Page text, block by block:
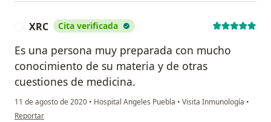
XRC Cita verificada
Es una persona muy preparada con mucho
conocimiento de su materia y de otras
cuestiones de medicina.
11 de agosto de 2020 • Hospital Angeles Puebla • Visita Inmunología •
en opinión del usuario XRC
Reportar